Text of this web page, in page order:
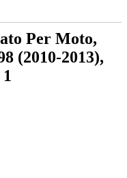
Per Moto,
(2010-2013),